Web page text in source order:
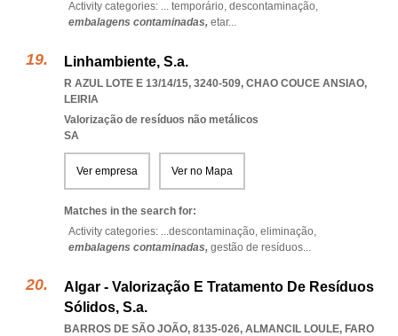
Activity categories: ... temporário, descontaminação,
embalagens contaminadas, etar...
Linhambiente, S.a.
R AZUL LOTE E 13/14/15, 3240-509, CHAO COUCE ANSIAO,
LEIRIA
Valorização de resíduos não metálicos
SA
Ver empresa Ver no Mapa
Matches in the search for:
Activity categories: ...descontaminação, eliminação,
embalagens contaminadas, gestão de resíduos...
Algar - Valorização E Tratamento De Resíduos
Sólidos, S.a.
BARROS DE SÃO JOÃO, 8135-026, ALMANCIL LOULE, FARO